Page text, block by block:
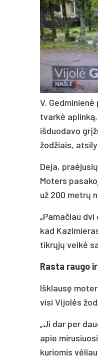
V.
tvarkė
išduodavo
žodžiais,
Deja,
Moters
už 200 metrų
„Pamačiau
kad
tikrųjų veikė
Rasta raugo
Išklausę
visi Vijolės
„Ji dar per
apie
kuriomis